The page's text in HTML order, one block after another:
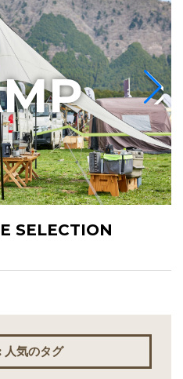
SELECTION
: 人気のタグ